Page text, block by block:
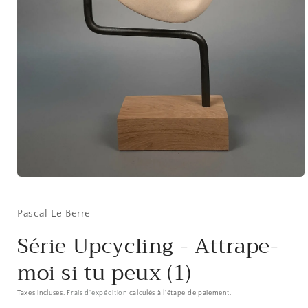
1
fenêtre
modale
Pascal Le Berre
Série Upcycling - Attrape-
moi si tu peux (1)
Taxes incluses. Frais d'expédition calculés à l'étape de paiement.